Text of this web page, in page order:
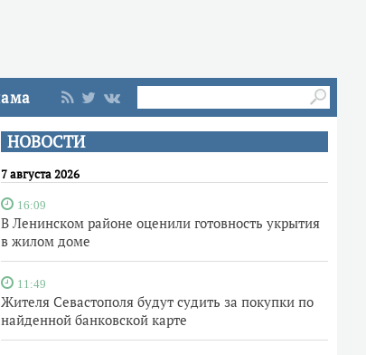
НОВОСТИ
7 августа 2026
16:09
В Ленинском районе оценили готовность укрытия
в жилом доме
11:49
Жителя Севастополя будут судить за покупки по
найденной банковской карте